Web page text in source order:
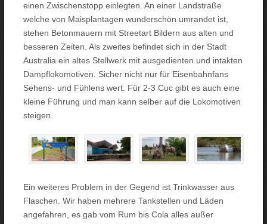
einen Zwischenstopp einlegten. An einer Landstraße
welche von Maisplantagen wunderschön umrandet ist,
stehen Betonmauern mit Streetart Bildern aus alten und
besseren Zeiten. Als zweites befindet sich in der Stadt
Australia ein altes Stellwerk mit ausgedienten und intakten
Dampflokomotiven. Sicher nicht nur für Eisenbahnfans
Sehens- und Fühlens wert. Für 2-3 Cuc gibt es auch eine
kleine Führung und man kann selber auf die Lokomotiven
steigen.
Ein weiteres Problem in der Gegend ist Trinkwasser aus
Flaschen. Wir haben mehrere Tankstellen und Läden
angefahren, es gab vom Rum bis Cola alles außer